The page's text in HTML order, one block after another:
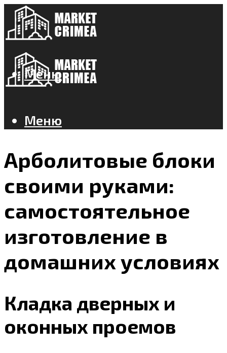
Меню
Меню
Арболитовые блоки
своими руками:
самостоятельное
изготовление в
домашних условиях
Кладка дверных и
оконных проемов